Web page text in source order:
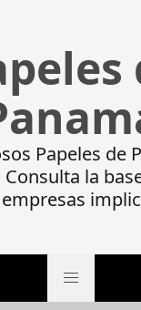
Papeles de
la